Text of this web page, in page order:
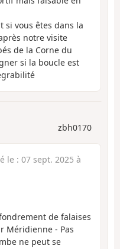
si vous êtes dans la
notre visite
de la Corne du
si la boucle est
zbh0170
le : 07 sept. 2025 à
de falaises
Méridienne - Pas
ne peut se